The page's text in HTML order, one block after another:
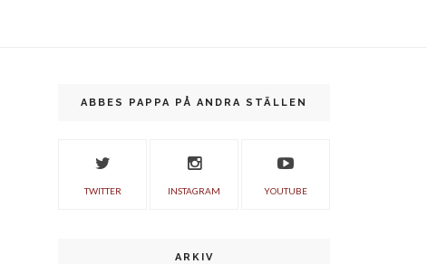
ABBES PAPPA PÅ ANDRA STÄLLEN
TWITTER INSTAGRAM YOUTUBE
ARKIV